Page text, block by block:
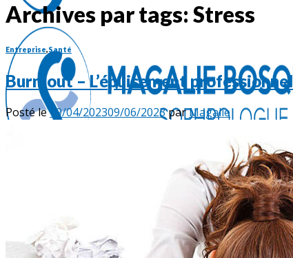
Accueil
Sophrologie
Archives par tags: Stress
Entreprise,Santé
Burn-out – L’épuisement professionnel
Posté le19/04/202309/06/2023parMagalie